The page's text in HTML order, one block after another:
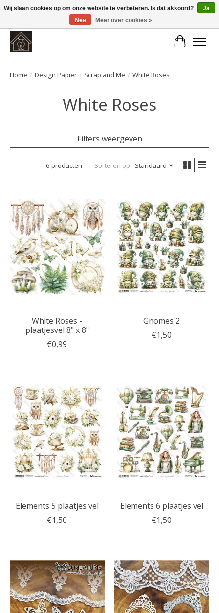
Large selection of products and fast shipping!
Home / Design Papier / Scrap and Me / White Roses
White Roses
Filters weergeven
6 producten Sorteren op Standaard
White Roses -
plaatjesvel 8" x 8"
€0,99
Gnomes 2
€1,50
Elements 5 plaatjes vel
€1,50
Elements 6 plaatjes vel
€1,50
Wij slaan cookies op om onze website te verbeteren. Is dat akkoord?
Ja
Nee
Meer over cookies »